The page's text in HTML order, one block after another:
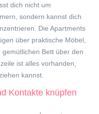
dich nicht um
sondern kannst dich
Die Apartments
über praktische Möbel,
Bett über den
ist alles vorhanden,
kannst.
Kontakte knüpfen